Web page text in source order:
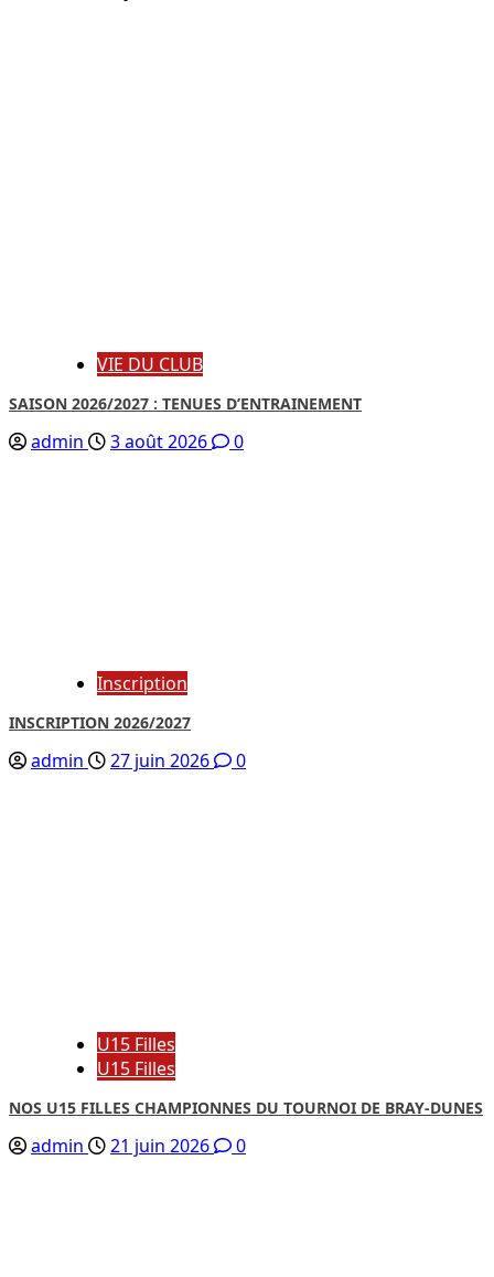
VIE DU CLUB
SAISON 2026/2027 : TENUES D’ENTRAINEMENT
admin 3 août 2026 0
Inscription
INSCRIPTION 2026/2027
admin 27 juin 2026 0
U15 Filles
U15 Filles
NOS U15 FILLES CHAMPIONNES DU TOURNOI DE BRAY-DUNES
admin 21 juin 2026 0